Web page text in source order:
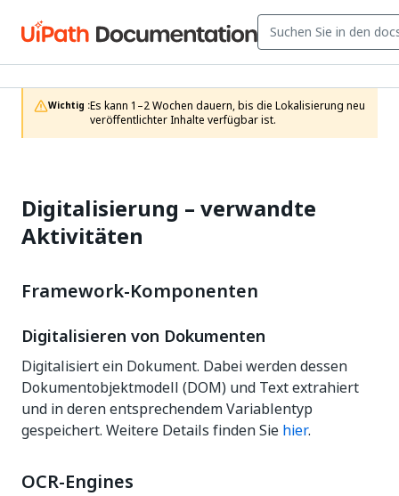
Wichtig :Es kann 1–2 Wochen dauern, bis die Lokalisierung neu
veröffentlichter Inhalte verfügbar ist.
Digitalisierung – verwandte
Aktivitäten
Framework-Komponenten
Digitalisieren von Dokumenten
Digitalisiert ein Dokument. Dabei werden dessen
Dokumentobjektmodell (DOM) und Text extrahiert
und in deren entsprechendem Variablentyp
gespeichert. Weitere Details finden Sie hier.
OCR-Engines